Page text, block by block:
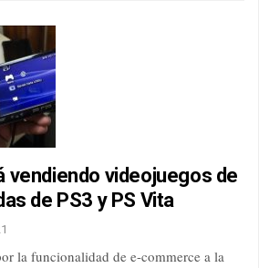
vendiendo videojuegos de
de PS3 y PS Vita
la funcionalidad de e-commerce a la